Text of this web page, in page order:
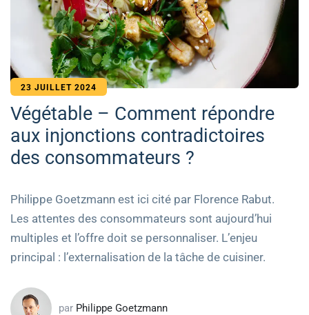
23 JUILLET 2024
Végétable – Comment répondre
aux injonctions contradictoires
des consommateurs ?
Philippe Goetzmann est ici cité par Florence Rabut.
Les attentes des consommateurs sont aujourd’hui
multiples et l’offre doit se personnaliser. L’enjeu
principal : l’externalisation de la tâche de cuisiner.
par Philippe Goetzmann